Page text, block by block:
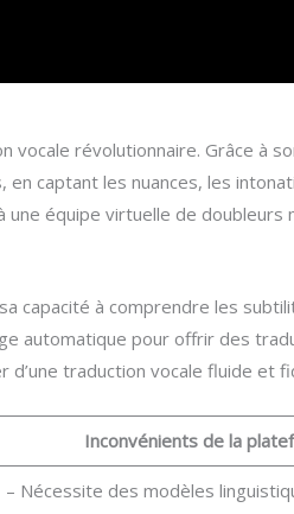
révolutionnaire. Grâce à
captant les nuances, les
équipe virtuelle de
capacité à comprendre les
automatique pour offrir des
traduction vocale fluide et
Inconvénients de la
– Nécessite des modèles